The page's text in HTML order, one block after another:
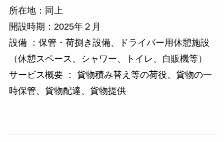
所在地：同上
開設時期：2025年２月
設備 ：保管・荷捌き設備、ドライバー用休憩施設
（休憩スペース、シャワー、トイレ、自販機等）
サービス概要 ： 貨物積み替え等の荷役、貨物の一
時保管、貨物配達、貨物提供